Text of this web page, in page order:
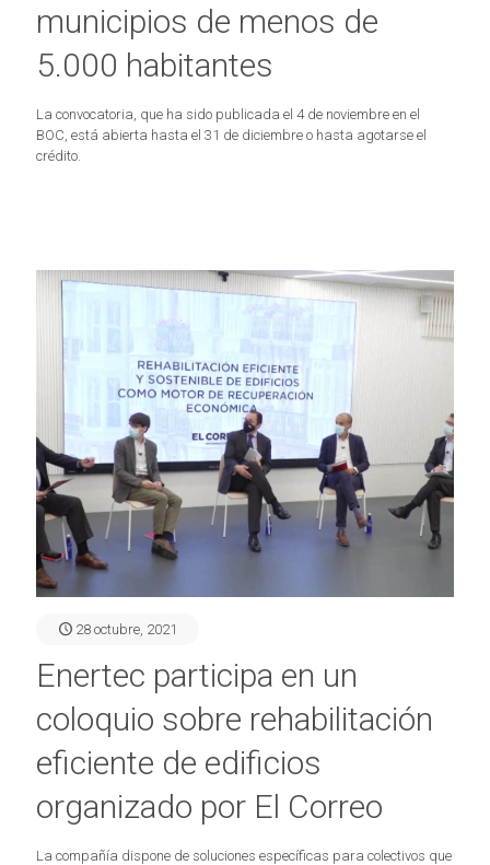
municipios de menos de
5.000 habitantes
La convocatoria, que ha sido publicada el 4 de noviembre en el
BOC, está abierta hasta el 31 de diciembre o hasta agotarse el
crédito.
28 octubre, 2021
Enertec participa en un
coloquio sobre rehabilitación
eficiente de edificios
organizado por El Correo
La compañía dispone de soluciones específicas para colectivos que